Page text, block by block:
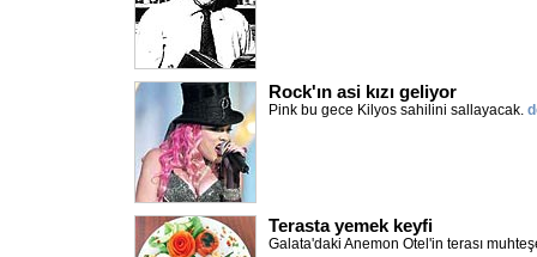
Rock'ın asi kızı geliyor
Pink bu gece Kilyos sahilini sallayacak.
Terasta yemek keyfi
Galata'daki Anemon Otel'in terası